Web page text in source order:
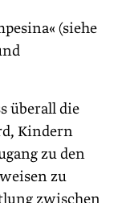
(siehe
überall die
Kindern
zu den
zu